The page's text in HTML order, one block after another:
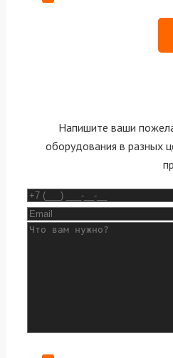
Напишите ваши
оборудования в разных